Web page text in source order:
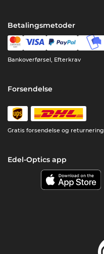
Betalingsmetoder
Bankoverførsel, Efterkrav
Forsendelse
Gratis forsendelse og returnering
Edel-Optics app